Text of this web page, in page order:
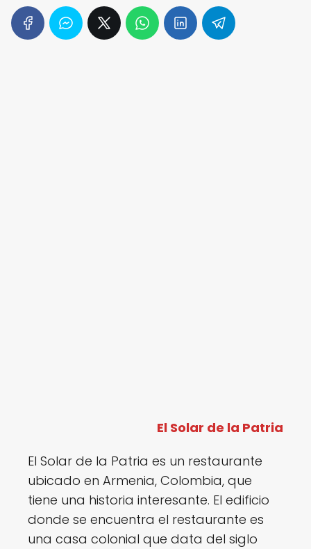
El Solar de la Patria
El Solar de la Patria es un restaurante
ubicado en Armenia, Colombia, que
tiene una historia interesante. El edificio
donde se encuentra el restaurante es
una casa colonial que data del siglo